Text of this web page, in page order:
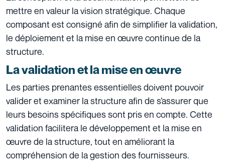
mettre en valeur la vision stratégique. Chaque
composant est consigné afin de simplifier la validation,
le déploiement et la mise en œuvre continue de la
structure.
La validation et la mise en œuvre
Les parties prenantes essentielles doivent pouvoir
valider et examiner la structure afin de s’assurer que
leurs besoins spécifiques sont pris en compte. Cette
validation facilitera le développement et la mise en
œuvre de la structure, tout en améliorant la
compréhension de la gestion des fournisseurs.